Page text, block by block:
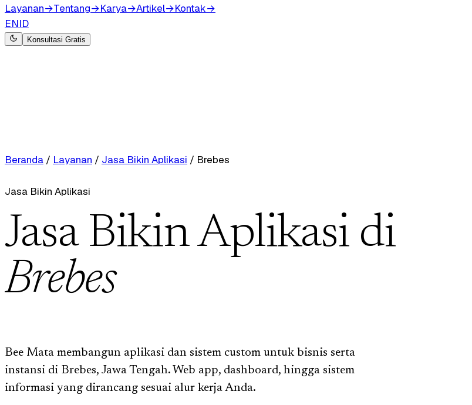
Layanan→Tentang→Karya→Artikel→Kontak→
ENID
Konsultasi Gratis
Beranda / Layanan / Jasa Bikin Aplikasi / Brebes
Jasa Bikin Aplikasi
Jasa Bikin Aplikasi di
Brebes
Bee Mata membangun aplikasi dan sistem custom untuk bisnis serta
instansi di Brebes, Jawa Tengah. Web app, dashboard, hingga sistem
informasi yang dirancang sesuai alur kerja Anda.